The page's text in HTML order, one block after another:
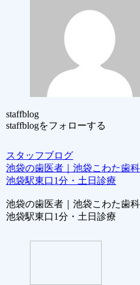
staffblog
staffblogをフォローする
スタッフブログ
池袋の歯医者｜池袋こわた歯科
池袋駅東口1分・土日診療
池袋の歯医者｜池袋こわた歯科
池袋駅東口1分・土日診療